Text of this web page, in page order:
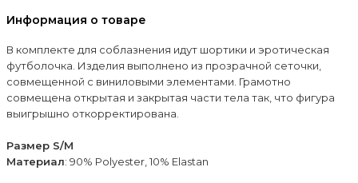
Информация о товаре
В комплекте для соблазнения идут шортики и эротическая
футболочка. Изделия выполнено из прозрачной сеточки,
совмещенной с виниловыми элементами. Грамотно
совмещена открытая и закрытая части тела так, что фигура
выигрышно откорректирована.
Размер S/M
Материал: 90% Polyester, 10% Elastan